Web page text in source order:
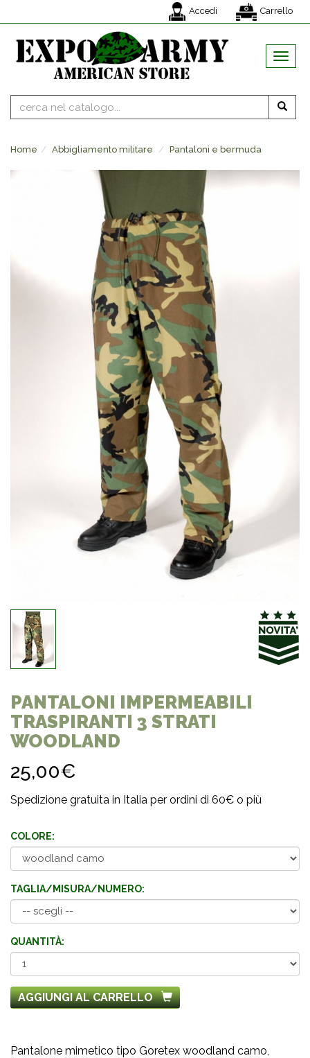
Accedi Carrello
MENU
Home Abbigliamento militare Pantaloni e bermuda
PANTALONI IMPERMEABILI
TRASPIRANTI 3 STRATI
WOODLAND
25,00€
Spedizione gratuita in Italia per ordini di 60€ o più
COLORE:
TAGLIA/MISURA/NUMERO:
QUANTITÀ:
AGGIUNGI AL CARRELLO
Pantalone mimetico tipo Goretex woodland camo,